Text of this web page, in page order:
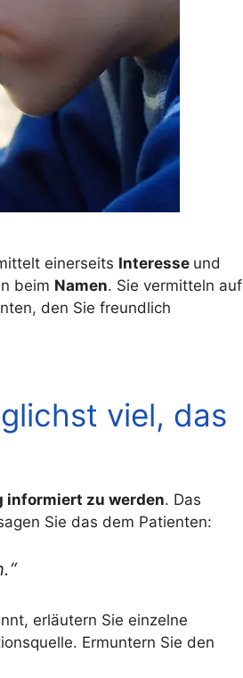
einerseits Interesse und
beim Namen. Sie vermitteln auf
den Sie freundlich
viel, das
informiert zu werden. Das
Sie das dem Patienten:
erläutern Sie einzelne
Ermuntern Sie den